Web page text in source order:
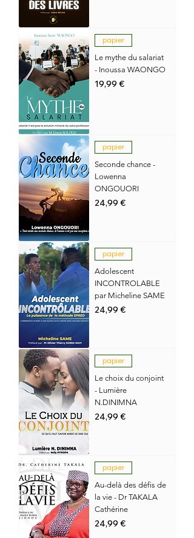
papier
Le mythe du salariat
- Inoussa WAONGO
Prix
19,99 €
papier
Seconde chance -
Lowenna
ONGOUORI
Prix
24,99 €
papier
Adolescent
INCONTROLABLE
par Micheline SAME
Prix
24,99 €
papier
Le choix du conjoint
- Lumière
N.DINIMNA
Prix
24,99 €
papier
Au-delà des défis de
la vie - Dr TAKALA
Cathérine
Prix
24,99 €